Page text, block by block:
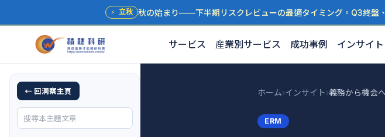
⚡ 立秋 秋の始まり——下半期リスクレビューの最適タイミング。Q3終盤
サービス 産業別サービス 成功事例 インサイト
← 回洞察主頁 ホーム›インサイト›
ERM